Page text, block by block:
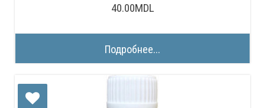
40.00MDL
Подробнее...